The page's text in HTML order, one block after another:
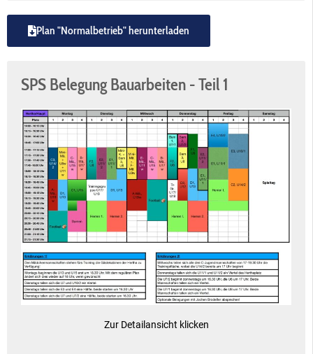
Plan "Normalbetrieb" herunterladen
SPS Belegung Bauarbeiten - Teil 1
Zur Detailansicht klicken